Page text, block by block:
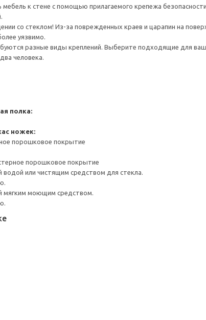
к стене с помощью прилагаемого крепежа
со стеклом! Из-за поврежденных краев и царапин на
уязвимо.
разные виды креплений. Выберите подходящие для
человека.
полка:
ножек:
порошковое покрытие
порошковое покрытие
или чистящим средством для стекла.
мягким моющим средством.